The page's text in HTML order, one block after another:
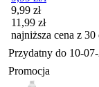
Cena promocyjna
9,99 zł
11,99 zł
najniższa cena z
Przydatny do 10-
Promocja